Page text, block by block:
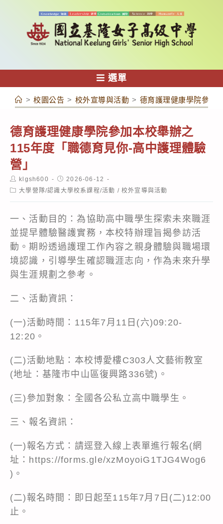
容
選單
> 校園公告 > 校外宣導與活動 > 德育護理健康學院參加
德育護理健康學院參加本校舉辦之
115年度「職德育見你-高中護理體驗
營」
Post
author:
klgsh600
Post
published:
2026-06-12
Post大學營隊/認識大學校系課程/活動 / 校外宣導與活動
一、活動目的：為協助高中職學生探索未來職涯
並提早體驗醫護實務，本校特辦理旨揭參訪活
動。期盼透過護理工作內容之親身體驗與職場環
境認識，引導學生確認職涯志向，作為未來升學
與生涯規劃之參考。
二、活動資訊：
(一)活動時間：115年7月11日(六)09:20-
12:20。
(二)活動地點：本校博愛樓C303人文藝術教室
(地址：基隆市中山區復興路336號)。
(三)參加對象：全國各公私立高中職學生。
三、報名資訊：
(一)報名方式：請逕登入線上表單進行報名(網
址： https://forms.gle/xzMoyoiG1TJG4Wog6
)。
(二)報名時間：即日起至115年7月7日(二)12:00
止。